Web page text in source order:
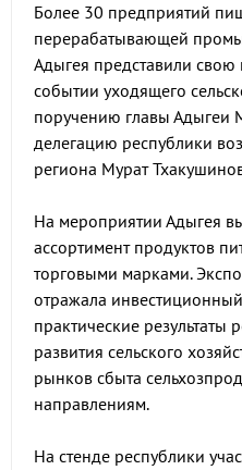
Более 30 предприятий
перерабатывающей
Адыгея представили
событии уходящего
поручению главы Адыгеи
делегацию республики
региона Мурат
На мероприятии Адыгея
ассортимент продуктов
торговыми марками.
отражала
практические
развития сельского
рынков сбыта
направлениям.
На стенде республики